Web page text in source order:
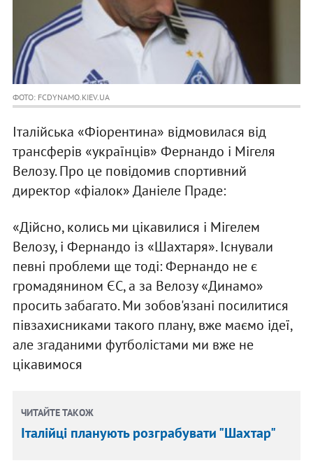
ФОТО: FCDYNAMO.KIEV.UA
Італійська «Фіорентина» відмовилася від
трансферів «українців» Фернандо і Мігеля
Велозу. Про це повідомив спортивний
директор «фіалок» Даніеле Праде:
«Дійсно, колись ми цікавилися і Мігелем
Велозу, і Фернандо із «Шахтаря». Існували
певні проблеми ще тоді: Фернандо не є
громадянином ЄС, а за Велозу «Динамо»
просить забагато. Ми зобов'язані посилитися
півзахисниками такого плану, вже маємо ідеї,
але згаданими футболістами ми вже не
цікавимося
ЧИТАЙТЕ ТАКОЖ
Італійці планують розграбувати "Шахтар"